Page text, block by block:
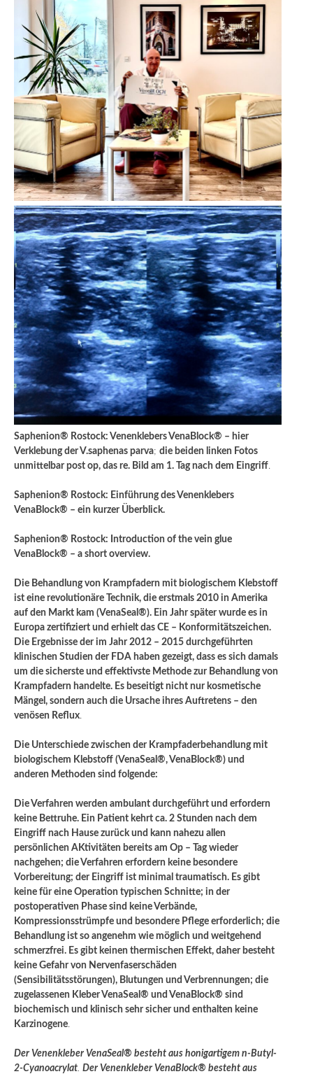
Saphenion® Rostock: Venenklebers VenaBlock® – hier
Verklebung der V.saphenas parva; die beiden linken Fotos
unmittelbar post op, das re. Bild am 1. Tag nach dem Eingriff.
Saphenion® Rostock: Einführung des Venenklebers
VenaBlock® – ein kurzer Überblick.
Saphenion® Rostock: Introduction of the vein glue
VenaBlock® – a short overview.
Die Behandlung von Krampfadern mit biologischem Klebstoff
ist eine revolutionäre Technik, die erstmals 2010 in Amerika
auf den Markt kam (VenaSeal®). Ein Jahr später wurde es in
Europa zertifiziert und erhielt das CE – Konformitätszeichen.
Die Ergebnisse der im Jahr 2012 – 2015 durchgeführten
klinischen Studien der FDA haben gezeigt, dass es sich damals
um die sicherste und effektivste Methode zur Behandlung von
Krampfadern handelte. Es beseitigt nicht nur kosmetische
Mängel, sondern auch die Ursache ihres Auftretens – den
venösen Reflux.
Die Unterschiede zwischen der Krampfaderbehandlung mit
biologischem Klebstoff (VenaSeal®, VenaBlock®) und
anderen Methoden sind folgende:
Die Verfahren werden ambulant durchgeführt und erfordern
keine Bettruhe. Ein Patient kehrt ca. 2 Stunden nach dem
Eingriff nach Hause zurück und kann nahezu allen
persönlichen AKtivitäten bereits am Op – Tag wieder
nachgehen; die Verfahren erfordern keine besondere
Vorbereitung; der Eingriff ist minimal traumatisch. Es gibt
keine für eine Operation typischen Schnitte; in der
postoperativen Phase sind keine Verbände,
Kompressionsstrümpfe und besondere Pflege erforderlich; die
Behandlung ist so angenehm wie möglich und weitgehend
schmerzfrei. Es gibt keinen thermischen Effekt, daher besteht
keine Gefahr von Nervenfaserschäden
(Sensibilitätsstörungen), Blutungen und Verbrennungen; die
zugelassenen Kleber VenaSeal® und VenaBlock® sind
biochemisch und klinisch sehr sicher und enthalten keine
Karzinogene.
Der Venenkleber VenaSeal® besteht aus honigartigem n-Butyl-
2-Cyanoacrylat. Der Venenkleber VenaBlock® besteht aus